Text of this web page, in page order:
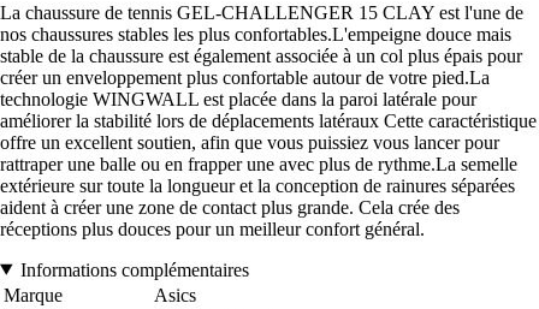
La chaussure de tennis GEL-CHALLENGER 15 CLAY est l'une de
nos chaussures stables les plus confortables.L'empeigne douce mais
stable de la chaussure est également associée à un col plus épais pour
créer un enveloppement plus confortable autour de votre pied.La
technologie WINGWALL est placée dans la paroi latérale pour
améliorer la stabilité lors de déplacements latéraux Cette caractéristique
offre un excellent soutien, afin que vous puissiez vous lancer pour
rattraper une balle ou en frapper une avec plus de rythme.La semelle
extérieure sur toute la longueur et la conception de rainures séparées
aident à créer une zone de contact plus grande. Cela crée des
réceptions plus douces pour un meilleur confort général.
Informations complémentaires
Marque
Asics